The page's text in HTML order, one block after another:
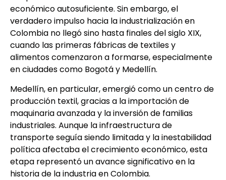
económico autosuficiente. Sin embargo, el
verdadero impulso hacia la industrialización en
Colombia no llegó sino hasta finales del siglo XIX,
cuando las primeras fábricas de textiles y
alimentos comenzaron a formarse, especialmente
en ciudades como Bogotá y Medellín.
Medellín, en particular, emergió como un centro de
producción textil, gracias a la importación de
maquinaria avanzada y la inversión de familias
industriales. Aunque la infraestructura de
transporte seguía siendo limitada y la inestabilidad
política afectaba el crecimiento económico, esta
etapa representó un avance significativo en la
historia de la industria en Colombia.